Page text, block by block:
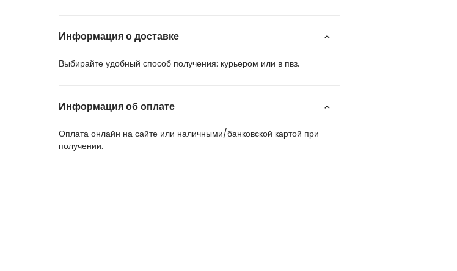
Информация о доставке
Выбирайте удобный способ получения: курьером или в пвз.
Информация об оплате
Оплата онлайн на сайте или наличными/банковской картой при
получении.